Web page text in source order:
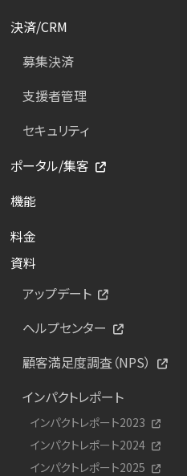
決済/CRM
募集決済
支援者管理
セキュリティ
ポータル/集客
機能
料金
資料
アップデート
ヘルプセンター
顧客満足度調査（NPS）
インパクトレポート
インパクトレポート2023
インパクトレポート2024
インパクトレポート2025